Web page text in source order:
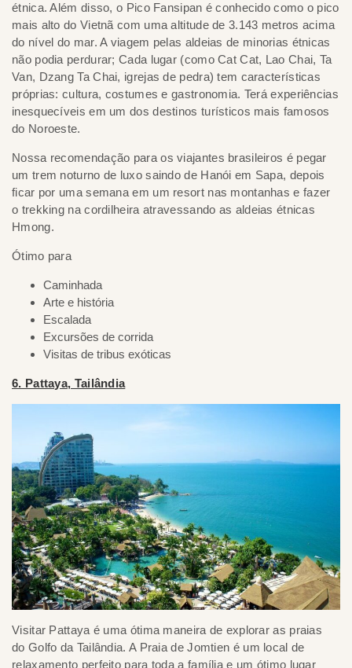
étnica. Além disso, o Pico Fansipan é conhecido como o pico
mais alto do Vietnã com uma altitude de 3.143 metros acima
do nível do mar. A viagem pelas aldeias de minorias étnicas
não podia perdurar; Cada lugar (como Cat Cat, Lao Chai, Ta
Van, Dzang Ta Chai, igrejas de pedra) tem características
próprias: cultura, costumes e gastronomia. Terá experiências
inesquecíveis em um dos destinos turísticos mais famosos
do Noroeste.
Nossa recomendação para os viajantes brasileiros é pegar
um trem noturno de luxo saindo de Hanói em Sapa, depois
ficar por uma semana em um resort nas montanhas e fazer
o trekking na cordilheira atravessando as aldeias étnicas
Hmong.
Ótimo para
Caminhada
Arte e história
Escalada
Excursões de corrida
Visitas de tribus exóticas
6. Pattaya, Tailândia
Visitar Pattaya é uma ótima maneira de explorar as praias
do Golfo da Tailândia. A Praia de Jomtien é um local de
relaxamento perfeito para toda a família e um ótimo lugar